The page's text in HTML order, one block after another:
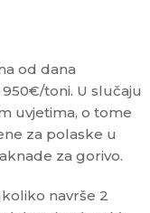
od dana
toni. U slučaju
uvjetima, o tome
za polaske u
za gorivo.
navrše 2